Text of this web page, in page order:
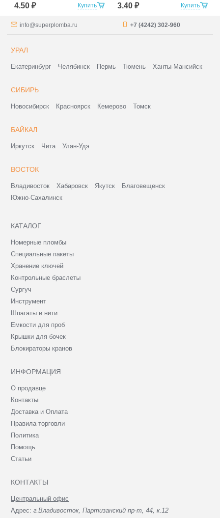
Купить
4.50 ₽ Купить
3.40 ₽
info@superplomba.ru +7 (4242) 302-960
УРАЛ
Екатеринбург Челябинск Пермь Тюмень Ханты-Мансийск
СИБИРЬ
Новосибирск Красноярск Кемерово Томск
БАЙКАЛ
Иркутск Чита Улан-Удэ
ВОСТОК
Владивосток Хабаровск Якутск
Благовещенск
Южно-Сахалинск
КАТАЛОГ
Номерные пломбы
Специальные пакеты
Хранение ключей
Контрольные браслеты
Сургуч
Инструмент
Шпагаты и нити
Емкости для проб
Крышки для бочек
Блокираторы кранов
ИНФОРМАЦИЯ
О продавце
Контакты
Доставка и Оплата
Правила торговли
Политика
Помощь
Статьи
КОНТАКТЫ
Центральный офис
Адрес:г.Владивосток, Партизанский пр-т, 44, к.12